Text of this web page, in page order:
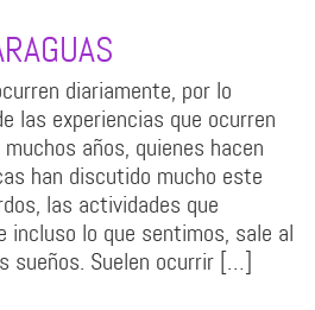
diariamente, por lo
las experiencias que ocurren
años, quienes hacen
han discutido mucho este
las actividades que
incluso lo que sentimos, sale al
sueños. Suelen ocurrir […]